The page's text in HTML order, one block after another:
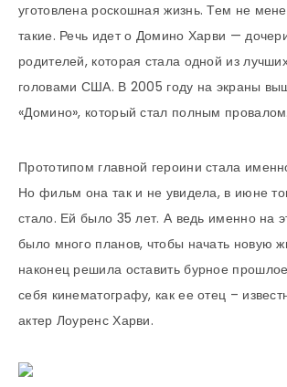
уготовлена роскошная жизнь. Тем не
такие. Речь идет о Домино Харви —
родителей, которая стала одной из
головами США. В 2005 году на экраны
«Домино», который стал полным провалом.
Прототипом главной героини стала
Но фильм она так и не увидела, в июне
стало. Ей было 35 лет. А ведь именно на
было много планов, чтобы начать новую
наконец решила оставить бурное
себя кинематографу, как ее отец –
актер Лоуренс Харви.